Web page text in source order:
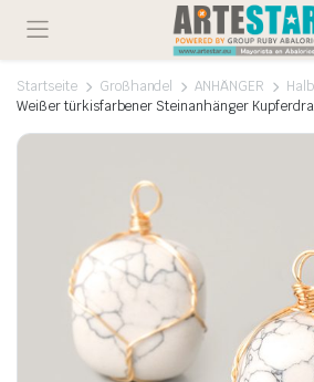
Startseite Großhandel ANHÄNGER
Weißer türkisfarbener Steinanhänger